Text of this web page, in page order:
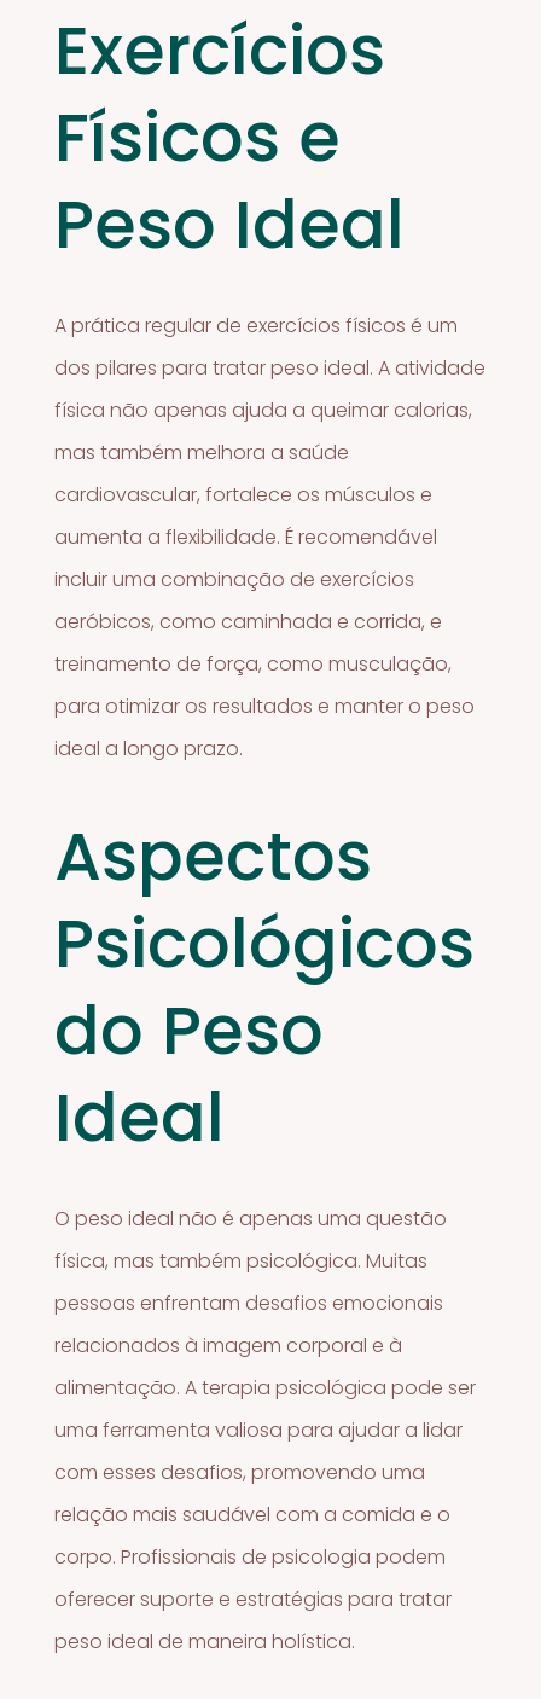
Exercícios
Físicos e
Peso Ideal
A prática regular de exercícios físicos é um
dos pilares para tratar peso ideal. A atividade
física não apenas ajuda a queimar calorias,
mas também melhora a saúde
cardiovascular, fortalece os músculos e
aumenta a flexibilidade. É recomendável
incluir uma combinação de exercícios
aeróbicos, como caminhada e corrida, e
treinamento de força, como musculação,
para otimizar os resultados e manter o peso
ideal a longo prazo.
Aspectos
Psicológicos
do Peso
Ideal
O peso ideal não é apenas uma questão
física, mas também psicológica. Muitas
pessoas enfrentam desafios emocionais
relacionados à imagem corporal e à
alimentação. A terapia psicológica pode ser
uma ferramenta valiosa para ajudar a lidar
com esses desafios, promovendo uma
relação mais saudável com a comida e o
corpo. Profissionais de psicologia podem
oferecer suporte e estratégias para tratar
peso ideal de maneira holística.